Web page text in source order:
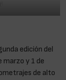
edición del
marzo y 1 de
de alto